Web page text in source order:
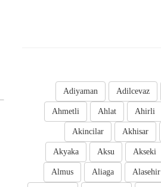
Adilcevaz
Adiyaman
Ahirli
Ahlat
Ahmetli
Akhisar
Akincilar
Akseki
Aksu
Akyaka
Alasehir
Aliaga
Almus